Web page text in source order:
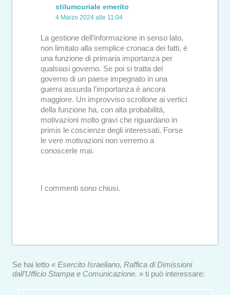
stilumcuriale emerito
4 Marzo 2024 alle 11:04
La gestione dell’informazione in senso lato,
non limitato alla semplice cronaca dei fatti, è
una funzione di primaria importanza per
qualsiasi governo. Se poi si tratta del
governo di un paese impegnato in una
guerra assurda l’importanza è ancora
maggiore. Un improvviso scrollone ai vertici
della funzione ha, con alta probabilità,
motivazioni molto gravi che riguardano in
primis le coscienze degli interessati. Forse
le vere motivazioni non verremo a
conoscerle mai.
I commenti sono chiusi.
Se hai letto « Esercito Israeliano, Raffica di Dimissioni
dall’Ufficio Stampa e Comunicazione. » ti può interessare: